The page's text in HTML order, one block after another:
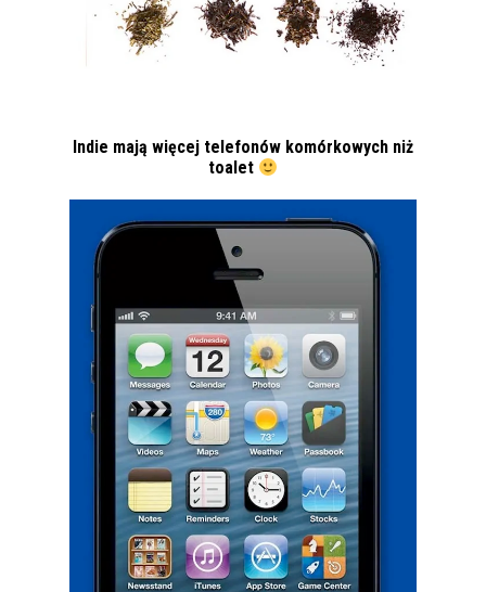
Indie mają więcej telefonów komórkowych niż
toalet